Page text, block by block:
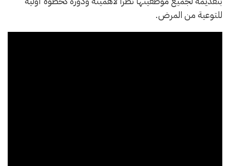
للتوعية من المرض.